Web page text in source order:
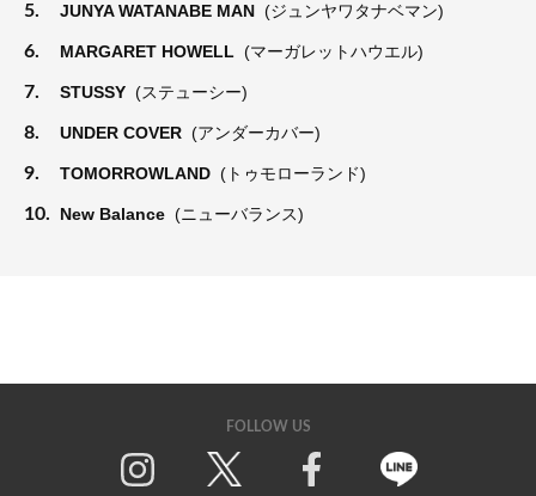
5. JUNYA WATANABE MAN (ジュンヤワタナベマン)
6. MARGARET HOWELL (マーガレットハウエル)
7. STUSSY (ステューシー)
8. UNDER COVER (アンダーカバー)
9. TOMORROWLAND (トゥモローランド)
10. New Balance (ニューバランス)
FOLLOW US